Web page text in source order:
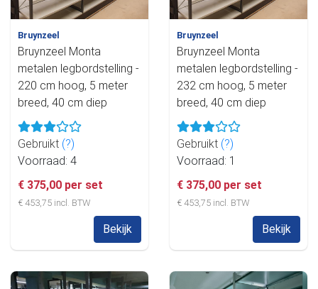
Bruynzeel
Bruynzeel Monta
metalen legbordstelling -
220 cm hoog, 5 meter
breed, 40 cm diep
Gebruikt (?)
Voorraad: 4
€ 375,00 per set
€ 453,75 incl. BTW
Bekijk
Bruynzeel
Bruynzeel Monta
metalen legbordstelling -
232 cm hoog, 5 meter
breed, 40 cm diep
Gebruikt (?)
Voorraad: 1
€ 375,00 per set
€ 453,75 incl. BTW
Bekijk